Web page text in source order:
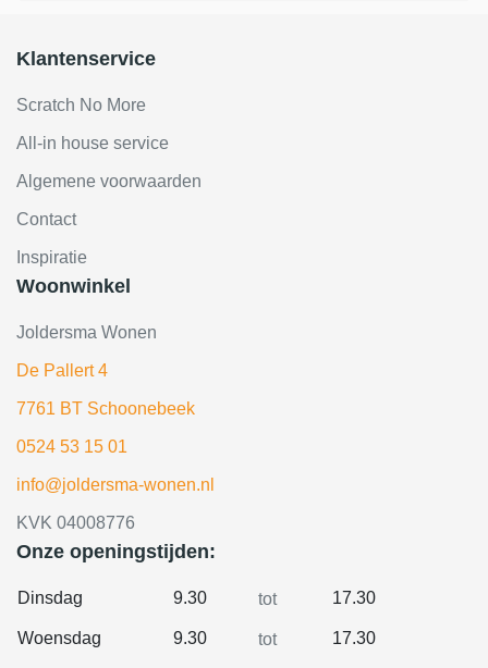
Klantenservice
Scratch No More
All-in house service
Algemene voorwaarden
Contact
Inspiratie
Woonwinkel
Joldersma Wonen
De Pallert 4
7761 BT Schoonebeek
0524 53 15 01
info@joldersma-wonen.nl
KVK 04008776
Onze openingstijden:
Dinsdag 9.30 tot 17.30
Woensdag 9.30 tot 17.30